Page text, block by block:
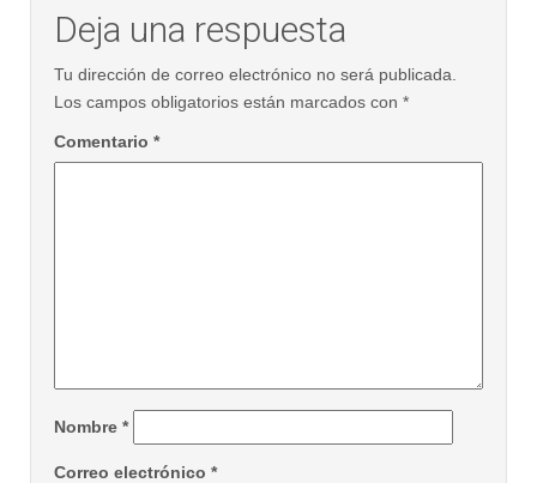
Deja una respuesta
Tu dirección de correo electrónico no será publicada.
Los campos obligatorios están marcados con *
Comentario *
Nombre *
Correo electrónico *